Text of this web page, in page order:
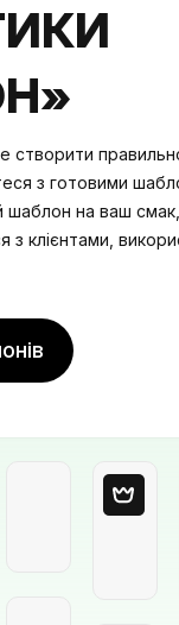
створити
з готовими
шаблон на ваш
з клієнтами,